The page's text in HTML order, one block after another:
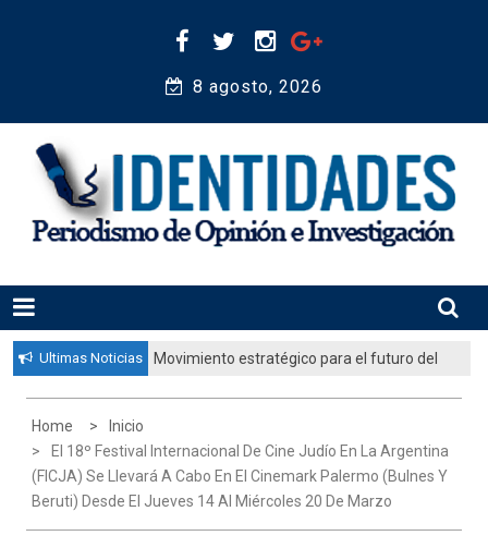
8 agosto, 2026
IDENTIDADES
Periodismo de Opinión e Investigación
Ultimas Noticias
Movimiento estratégico para el futuro del
diáspora”
Home
Inicio
El 18º Festival Internacional De Cine Judío En La Argentina
(FICJA) Se Llevará A Cabo En El Cinemark Palermo (Bulnes Y
Beruti) Desde El Jueves 14 Al Miércoles 20 De Marzo